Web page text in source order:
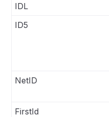
IDL
ID5
NetID
FirstId